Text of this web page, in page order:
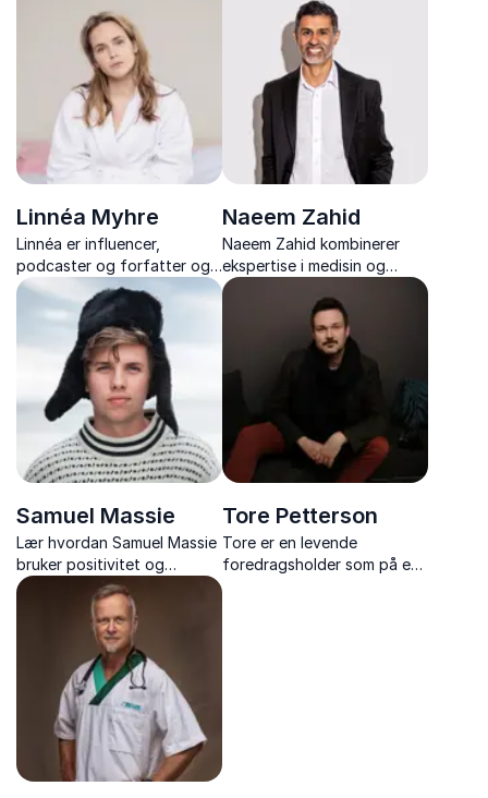
psyke,og hvordan vi kan
leve friske, ressurssterke og
meningsfulle liv.
med spesialisering i
stressreduksjon og
effektivitet.
Linnéa Myhre
Linnéa er influencer,
podcaster og forfatter og
har vært i norsk rampelys i
over ti år. Hun har brukt det
siste året på å fordype seg i
søvn og har funnet sin
oppskrift på hvordan sove
godt
Naeem Zahid
Naeem Zahid kombinerer
ekspertise i medisin og
ledelse for å levere
innsiktsfulle og
engasjerende foredrag. Få
innsikt i hvordan teknologi
og AI kan revolusjonere
Samuel Massie
Lær hvordan Samuel Massie
bruker positivitet og
utholdenhet til å forvandle
livets nedturer til triumfer,
et foredrag om mental helse
som vil motivere og inspirere
Tore Petterson
Tore er en levende
foredragsholder som på en